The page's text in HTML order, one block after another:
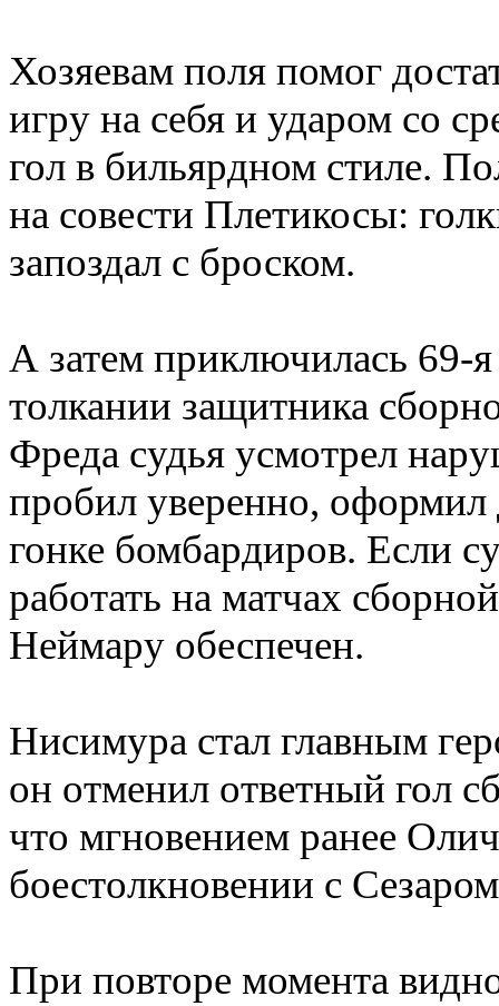
Хозяевам поля помог
игру на себя и ударом со
гол в бильярдном стиле.
на совести Плетикосы:
запоздал с броском.
А затем приключилась 69-
толкании защитника
Фреда судья усмотрел
пробил уверенно, оформил
гонке бомбардиров. Если
работать на матчах
Неймару обеспечен.
Нисимура стал главным
он отменил ответный гол
что мгновением ранее
боестолкновении с
При повторе момента